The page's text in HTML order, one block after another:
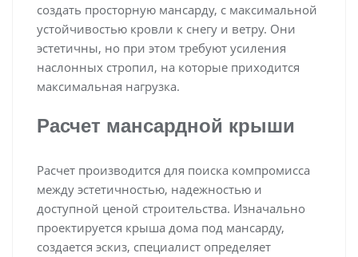
создать просторную мансарду, с максимальной
устойчивостью кровли к снегу и ветру. Они
эстетичны, но при этом требуют усиления
наслонных стропил, на которые приходится
максимальная нагрузка.
Расчет мансардной крыши
Расчет производится для поиска компромисса
между эстетичностью, надежностью и
доступной ценой строительства. Изначально
проектируется крыша дома под мансарду,
создается эскиз, специалист определяет